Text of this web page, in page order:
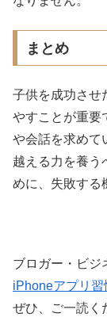
まとめ
子供を成功させ
やすことが重要
や会話を求めて
越える力を養う
めに、失敗する
ブロガー・ビジ
iPhoneアプリ習
ぜひ、ご一読く